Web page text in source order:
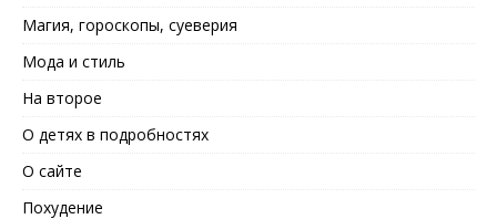
Магия, гороскопы, суеверия
Мода и стиль
На второе
О детях в подробностях
О сайте
Похудение